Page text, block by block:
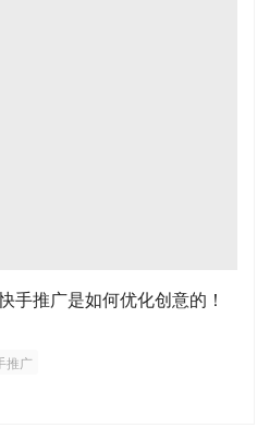
手推广是如何优化创意的！
推广